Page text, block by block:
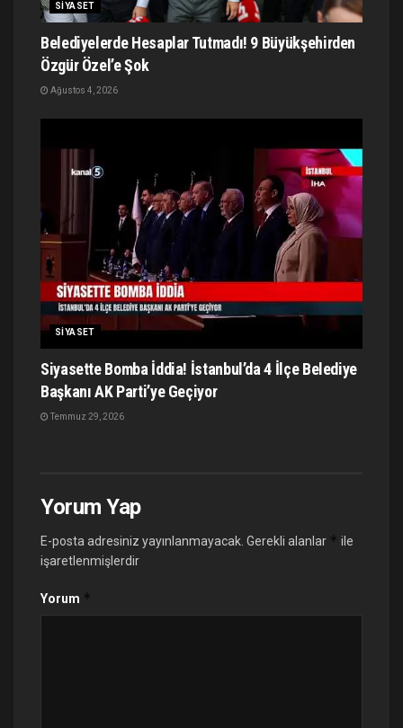
SIYASET
Belediyelerde Hesaplar Tutmadı! 9 Büyükşehirden
Özgür Özel’e Şok
Ağustos 4, 2026
SIYASET
Siyasette Bomba İddia! İstanbul’da 4 İlçe Belediye
Başkanı AK Parti’ye Geçiyor
Temmuz 29, 2026
Yorum Yap
E-posta adresiniz yayınlanmayacak. Gerekli alanlar * ile
işaretlenmişlerdir
Yorum *